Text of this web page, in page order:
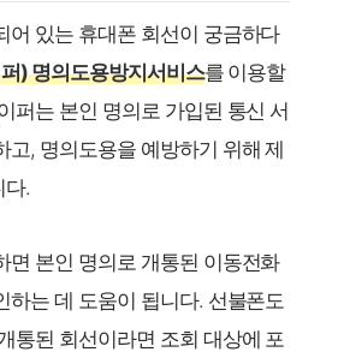
어 있는 휴대폰 회선이 궁금하다
) 명의도용방지서비스​를 이용할
퍼는 본인 명의로 가입된 통신 서
고, 명의도용을 예방하기 위해 제
다.
면 본인 명의로 개통된 이동전화
하는 데 도움이 됩니다. 선불폰도
통된 회선이라면 조회 대상에 포